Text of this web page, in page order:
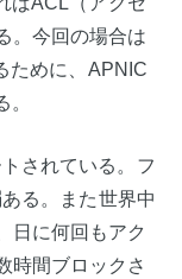
。今回の場合は
ために、APNIC
されている。フ
る。また世界中
日に何回もアク
時間ブロックさ